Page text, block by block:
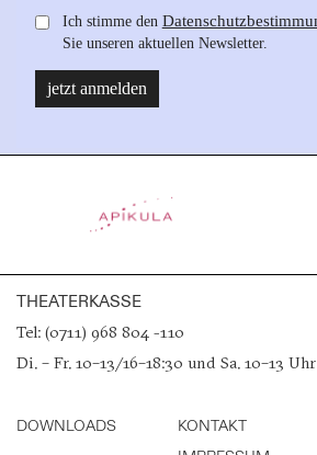
THEATERKASSE
Tel: (0711) 968 804 -110
Di. – Fr. 10–13/16–18:30 und Sa. 10–13 Uhr
DOWNLOADS
KONTAKT